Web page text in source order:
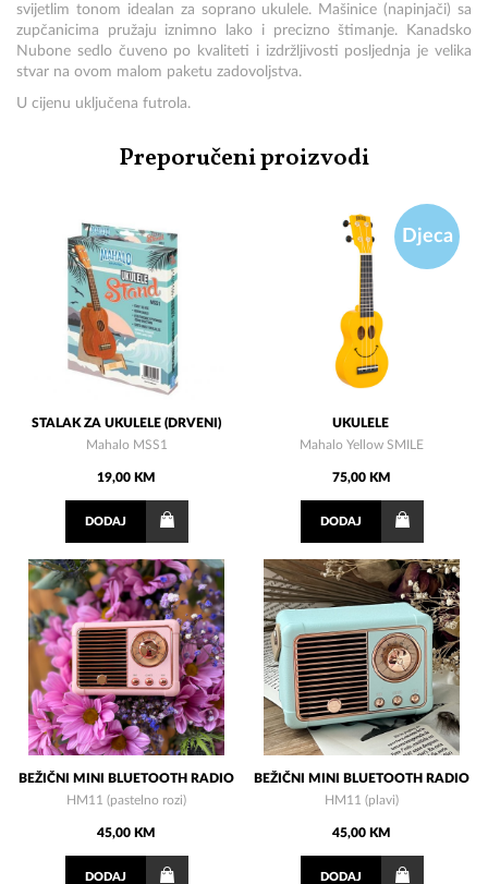
svijetlim tonom idealan za soprano ukulele. Mašinice (napinjači) sa
zupčanicima pružaju iznimno lako i precizno štimanje. Kanadsko
Nubone sedlo čuveno po kvaliteti i izdržljivosti posljednja je velika
stvar na ovom malom paketu zadovoljstva.
U cijenu uključena futrola.
Preporučeni proizvodi
STALAK ZA UKULELE (DRVENI)
Mahalo MSS1
19,00 KM
DODAJ
Djeca
UKULELE
Mahalo Yellow SMILE
75,00 KM
DODAJ
BEŽIČNI MINI BLUETOOTH RADIO
HM11 (pastelno rozi)
45,00 KM
DODAJ
BEŽIČNI MINI BLUETOOTH RADIO
HM11 (plavi)
45,00 KM
DODAJ